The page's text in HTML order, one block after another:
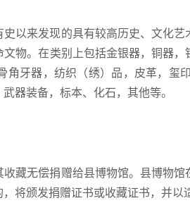
以来发现的具有较高历史、文化
物。在类别上包括金银器，铜器
牙器，纺织（绣）品，皮革，
器装备，标本、化石，其他等。
藏无偿捐赠给县博物馆。县博物
将颁发捐赠证书或收藏证书，并以